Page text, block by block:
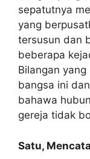
sepatutnya
yang
tersusun dan
beberapa
Bilangan
bangsa ini
bahawa
gereja tidak
Satu,